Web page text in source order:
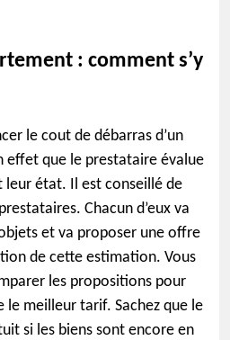
: comment s’y
le cout de débarras d’un
que le prestataire évalue
leur état. Il est conseillé de
Chacun d’eux va
et va proposer une offre
de cette estimation. Vous
les propositions pour
meilleur tarif. Sachez que le
si les biens sont encore en